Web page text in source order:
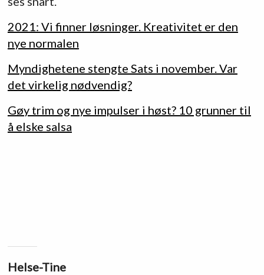
2021: Vi finner løsninger. Kreativitet er den
nye normalen
Myndighetene stengte Sats i november. Var
det virkelig nødvendig?
Gøy trim og nye impulser i høst? 10 grunner til
å elske salsa
Helse-Tine